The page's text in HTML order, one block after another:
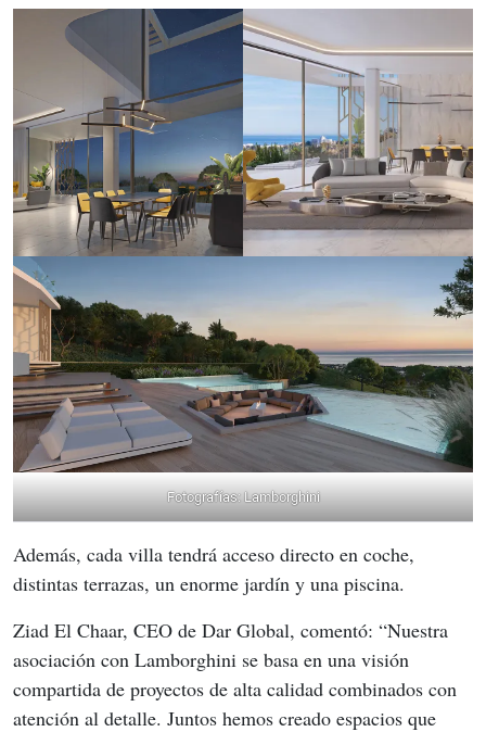
Fotografías: Lamborghini
Además, cada villa tendrá acceso directo en coche,
distintas terrazas, un enorme jardín y una piscina.
Ziad El Chaar, CEO de Dar Global, comentó: “Nuestra
asociación con Lamborghini se basa en una visión
compartida de proyectos de alta calidad combinados con
atención al detalle. Juntos hemos creado espacios que